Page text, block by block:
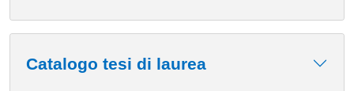
Catalogo tesi di laurea